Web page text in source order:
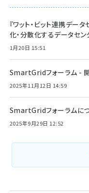
『ワット・ビット連携デ
化・分散化するデータセ
1月20日 15:51
SmartGridフォーラム -
2025年11月12日 14:59
SmartGridフォーラムに
2025年9月29日 12:52